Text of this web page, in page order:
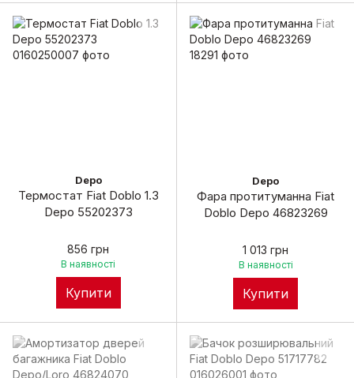
Depo
Термостат Fiat Doblo 1.3
Depo 55202373
856 грн
В наявності
Купити
Depo
Фара протитуманна Fiat
Doblo Depo 46823269
1 013 грн
В наявності
Купити